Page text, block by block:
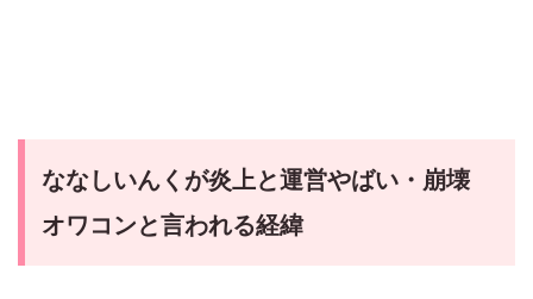
ななしいんくが炎上と運営やばい・崩壊
オワコンと言われる経緯